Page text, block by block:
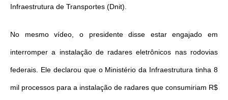
Infraestrutura de Transportes (Dnit).
No mesmo vídeo, o presidente disse estar engajado em
interromper a instalação de radares eletrônicos nas rodovias
federais. Ele declarou que o Ministério da Infraestrutura tinha 8
mil processos para a instalação de radares que consumiriam R$